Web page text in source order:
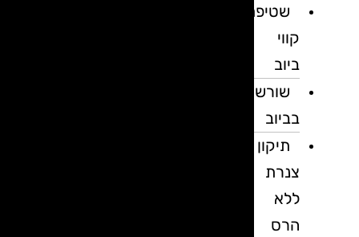
שטיפת
קווי
ביוב
שורשים
בביוב
תיקון
צנרת
ללא
הרס